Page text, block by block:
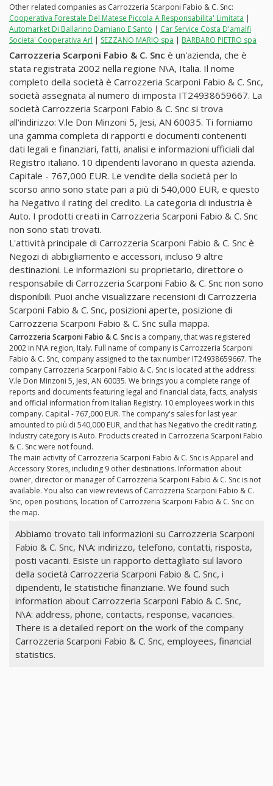
Other related companies as Carrozzeria Scarponi Fabio & C. Snc:
Cooperativa Forestale Del Matese Piccola A Responsabilita' Limitata |
Automarket Di Ballarino Damiano E Santo | Car Service Costa D'amalfi
Societa' Cooperativa Arl | SEZZANO MARIO spa | BARBARO PIETRO spa
Carrozzeria Scarponi Fabio & C. Snc è un'azienda, che è
stata registrata 2002 nella regione N\A, Italia. Il nome
completo della società è Carrozzeria Scarponi Fabio & C. Snc,
società assegnata al numero di imposta IT24938659667. La
società Carrozzeria Scarponi Fabio & C. Snc si trova
all'indirizzo: V.le Don Minzoni 5, Jesi, AN 60035. Ti forniamo
una gamma completa di rapporti e documenti contenenti
dati legali e finanziari, fatti, analisi e informazioni ufficiali dal
Registro italiano. 10 dipendenti lavorano in questa azienda.
Capitale - 767,000 EUR. Le vendite della società per lo
scorso anno sono state pari a più di 540,000 EUR, e questo
ha Negativo il rating del credito. La categoria di industria è
Auto. I prodotti creati in Carrozzeria Scarponi Fabio & C. Snc
non sono stati trovati.
L'attività principale di Carrozzeria Scarponi Fabio & C. Snc è
Negozi di abbigliamento e accessori, incluso 9 altre
destinazioni. Le informazioni su proprietario, direttore o
responsabile di Carrozzeria Scarponi Fabio & C. Snc non sono
disponibili. Puoi anche visualizzare recensioni di Carrozzeria
Scarponi Fabio & C. Snc, posizioni aperte, posizione di
Carrozzeria Scarponi Fabio & C. Snc sulla mappa.
Carrozzeria Scarponi Fabio & C. Snc is a company, that was registered
2002 in N\A region, Italy. Full name of company is Carrozzeria Scarponi
Fabio & C. Snc, company assigned to the tax number IT24938659667. The
company Carrozzeria Scarponi Fabio & C. Snc is located at the address:
V.le Don Minzoni 5, Jesi, AN 60035. We brings you a complete range of
reports and documents featuring legal and financial data, facts, analysis
and official information from Italian Registry. 10 employees work in this
company. Capital - 767,000 EUR. The company's sales for last year
amounted to più di 540,000 EUR, and that has Negativo the credit rating.
Industry category is Auto. Products created in Carrozzeria Scarponi Fabio
& C. Snc were not found.
The main activity of Carrozzeria Scarponi Fabio & C. Snc is Apparel and
Accessory Stores, including 9 other destinations. Information about
owner, director or manager of Carrozzeria Scarponi Fabio & C. Snc is not
available. You also can view reviews of Carrozzeria Scarponi Fabio & C.
Snc, open positions, location of Carrozzeria Scarponi Fabio & C. Snc on
the map.
Abbiamo trovato tali informazioni su Carrozzeria Scarponi
Fabio & C. Snc, N\A: indirizzo, telefono, contatti, risposta,
posti vacanti. Esiste un rapporto dettagliato sul lavoro
della società Carrozzeria Scarponi Fabio & C. Snc, i
dipendenti, le statistiche finanziarie. We found such
information about Carrozzeria Scarponi Fabio & C. Snc,
N\A: address, phone, contacts, response, vacancies.
There is a detailed report on the work of the company
Carrozzeria Scarponi Fabio & C. Snc, employees, financial
statistics.